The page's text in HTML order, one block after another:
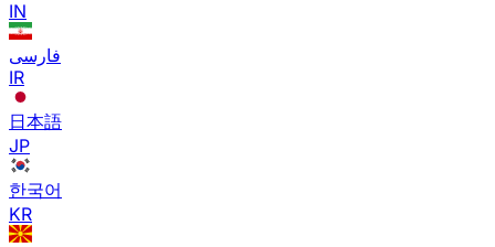
IN
فارسی
IR
日本語
JP
한국어
KR